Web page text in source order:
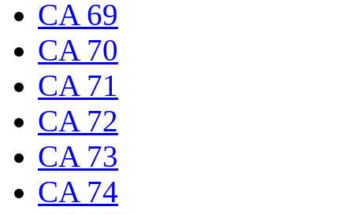
CA 69
CA 70
CA 71
CA 72
CA 73
CA 74